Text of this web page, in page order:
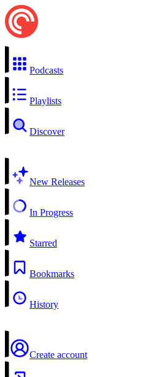
Podcasts
Playlists
Discover
New Releases
In Progress
Starred
Bookmarks
History
Create account